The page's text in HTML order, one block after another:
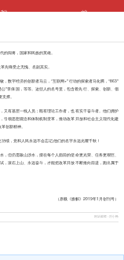
政治
文化
闯将，国家和民族的英雄。
锋受之无愧、名副其实。
数字经济的创新者马云，“互联网+”行动的探索者马化腾，“863”
”李保国，等等。这些人的名号里，包含着先行、探索、创新、倡
撑。
有基层一线人员；既有理论工作者，也有实干奋斗者。他们拥护
引领思想观念和体制机制变革，推动改革开放和社会主义现代化建
创新精神。
，党和人民永远不会忘记,他们的名字永远光耀千秋！
但仍需跋山涉水，摆在每个人面前的使命更光荣、任务更艰巨、
，滚石上山、永远奋斗，才能把改革开放不断推向前进，跑出属于
（原载《旗帜》2019年1月创刊号）
网站编辑 - 刘小畅